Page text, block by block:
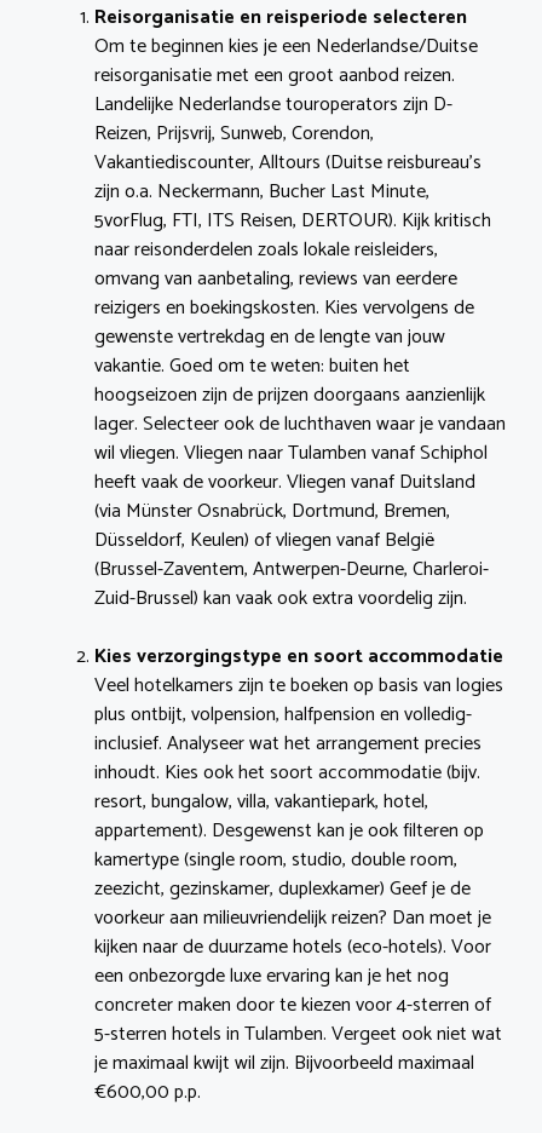
Reisorganisatie en reisperiode selecteren
Om te beginnen kies je een Nederlandse/Duitse
reisorganisatie met een groot aanbod reizen.
Landelijke Nederlandse touroperators zijn D-
Reizen, Prijsvrij, Sunweb, Corendon,
Vakantiediscounter, Alltours (Duitse reisbureau’s
zijn o.a. Neckermann, Bucher Last Minute,
5vorFlug, FTI, ITS Reisen, DERTOUR). Kijk kritisch
naar reisonderdelen zoals lokale reisleiders,
omvang van aanbetaling, reviews van eerdere
reizigers en boekingskosten. Kies vervolgens de
gewenste vertrekdag en de lengte van jouw
vakantie. Goed om te weten: buiten het
hoogseizoen zijn de prijzen doorgaans aanzienlijk
lager. Selecteer ook de luchthaven waar je vandaan
wil vliegen. Vliegen naar Tulamben vanaf Schiphol
heeft vaak de voorkeur. Vliegen vanaf Duitsland
(via Münster Osnabrück, Dortmund, Bremen,
Düsseldorf, Keulen) of vliegen vanaf België
(Brussel-Zaventem, Antwerpen-Deurne, Charleroi-
Zuid-Brussel) kan vaak ook extra voordelig zijn.
Kies verzorgingstype en soort accommodatie
Veel hotelkamers zijn te boeken op basis van logies
plus ontbijt, volpension, halfpension en volledig-
inclusief. Analyseer wat het arrangement precies
inhoudt. Kies ook het soort accommodatie (bijv.
resort, bungalow, villa, vakantiepark, hotel,
appartement). Desgewenst kan je ook filteren op
kamertype (single room, studio, double room,
zeezicht, gezinskamer, duplexkamer) Geef je de
voorkeur aan milieuvriendelijk reizen? Dan moet je
kijken naar de duurzame hotels (eco-hotels). Voor
een onbezorgde luxe ervaring kan je het nog
concreter maken door te kiezen voor 4-sterren of
5-sterren hotels in Tulamben. Vergeet ook niet wat
je maximaal kwijt wil zijn. Bijvoorbeeld maximaal
€600,00 p.p.